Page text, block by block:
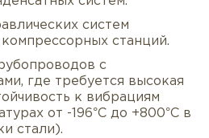
систем
станций.
с
где требуется высокая
к вибрациям
от -196°C до +800°C в
стали).